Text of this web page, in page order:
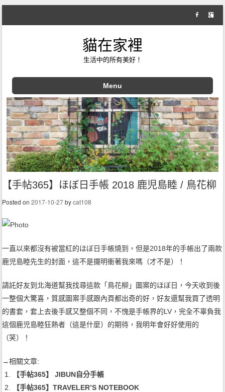
貓在家裡
生活中的所有美好！
Menu
Skip to content
【手帖365】ほぼ日手帳 2018 鹿児島睦 / 鳥花柳
Posted on2017-10-27bycat108
一直以來都沒有被當紅的ほぼ日手帳燒到，但是2018年的手帳出了兩款
鹿児島睦先生的封面，這不是擺明衝著我來嗎（才不是）！
請託好友到北海道幫我找尋這款「鳥花柳」圖案的ほぼ日，今天收到後
一整個大驚喜，質感圖案手感跟內頁都出奇的好，好友還幫我買了透明
的書套，套上去後手感又整個不同，不愧是手帳界的LV，完全不辜負我
這個鹿児島睦狂熱者（這是什麼）的期待，我明年會好好使用的
（笑）！
→相關文章:
【手帖365】 JIBUN自分手帳
【手帖365】TRAVELER’S NOTEBOOK